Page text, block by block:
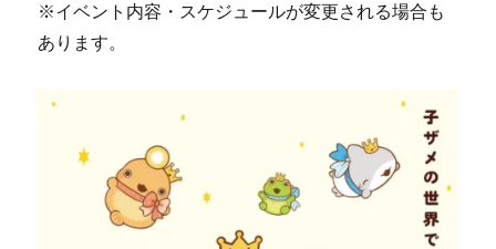
※イベント内容・スケジュールが変更される場合も
あります。